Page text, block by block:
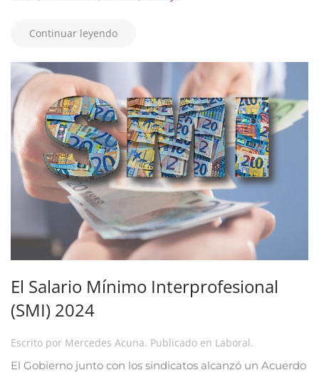
Continuar leyendo
El Salario Mínimo Interprofesional
(SMI) 2024
Escrito por Mercedes Acuna. Publicado en Laboral.
El Gobierno junto con los sindicatos alcanzó un Acuerdo